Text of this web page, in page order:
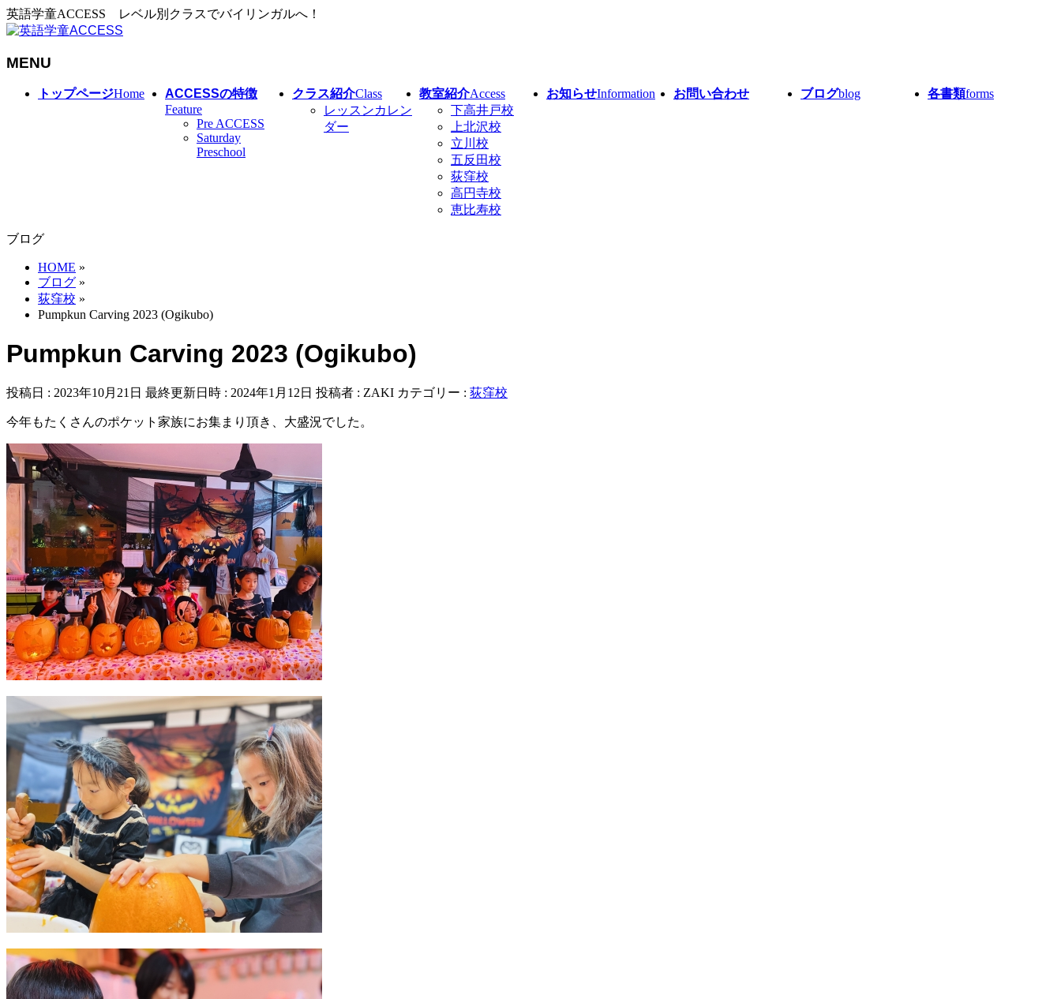
英語学童ACCESS レベル別クラスでバイリンガルへ！
MENU
トップページHome
ACCESSの特徴
Feature
Pre ACCESS
Saturday
Preschool
クラス紹介Class
レッスンカレン
ダー
教室紹介Access
下高井戸校
上北沢校
立川校
五反田校
荻窪校
高円寺校
恵比寿校
お知らせInformation お問い合わせ ブログblog 各書類forms
ブログ
HOME »
ブログ »
荻窪校 »
Pumpkun Carving 2023 (Ogikubo)
Pumpkun Carving 2023 (Ogikubo)
投稿日 : 2023年10月21日 最終更新日時 : 2024年1月12日 投稿者 : ZAKI カテゴリー : 荻窪校
今年もたくさんのポケット家族にお集まり頂き、大盛況でした。